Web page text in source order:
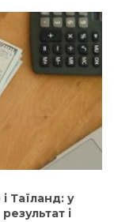
Таїланд: у
і